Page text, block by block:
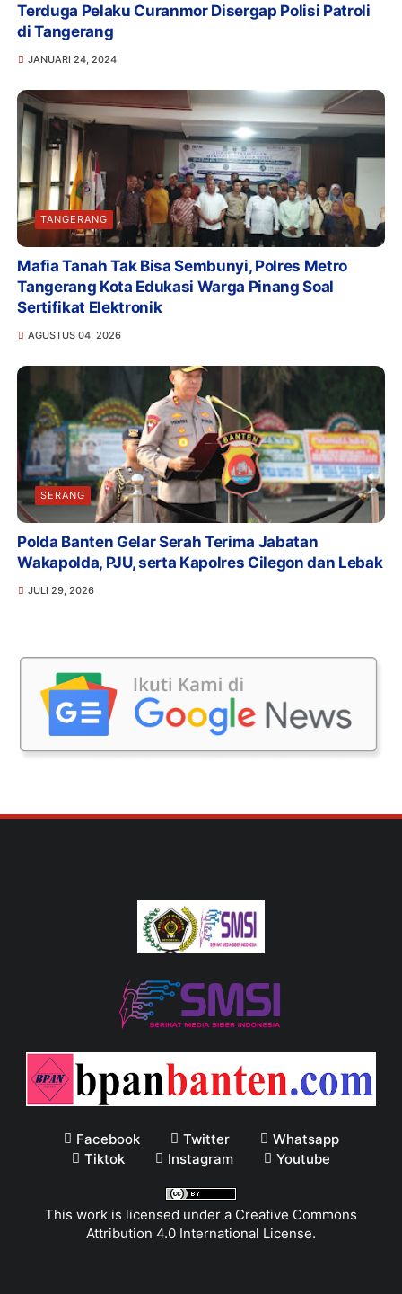
Terduga Pelaku Curanmor Disergap Polisi Patroli
di Tangerang
JANUARI 24, 2024
TANGERANG
Mafia Tanah Tak Bisa Sembunyi, Polres Metro
Tangerang Kota Edukasi Warga Pinang Soal
Sertifikat Elektronik
AGUSTUS 04, 2026
SERANG
Polda Banten Gelar Serah Terima Jabatan
Wakapolda, PJU, serta Kapolres Cilegon dan Lebak
JULI 29, 2026
Facebook Twitter
Whatsapp
Tiktok
Instagram Youtube
This work is licensed under a Creative Commons
Attribution 4.0 International License.